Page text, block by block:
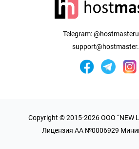
Telegram:
Copyright © 2015-2026 OOO “NEW
Лицензия AA №0006929